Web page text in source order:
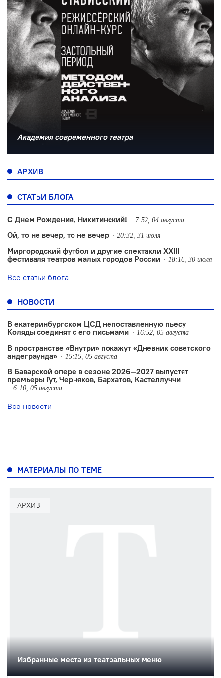
Академия современного театра
АРХИВ
СТАТЬИ БЛОГА
С Днем Рождения, Никитинский! 7:52, 04 августа
Ой, то не вечер, то не вечер 20:32, 31 июля
Миргородский футбол и другие спектакли XXIII
фестиваля театров малых городов России
18:16, 30 июля
Все статьи блога
НОВОСТИ
В екатеринбургском ЦСД непоставленную пьесу
Коляды соединят с его письмами
16:52, 05 августа
В пространстве «Внутри» покажут «Дневник советского
андеграунда»
15:15, 05 августа
В Баварской опере в сезоне 2026—2027 выпустят
премьеры Гут, Черняков, Бархатов, Кастеллуччи
6:10, 05 августа
Все новости
МАТЕРИАЛЫ ПО ТЕМЕ
АРХИВ
Избранные места из театральных меню